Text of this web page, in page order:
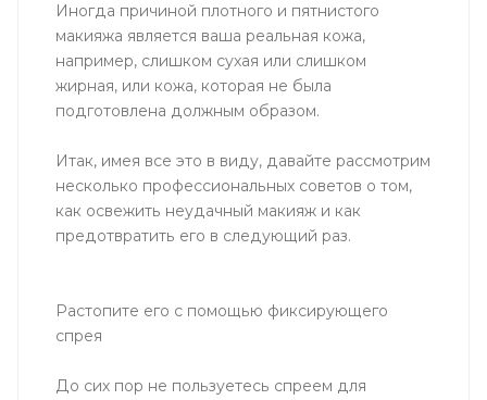
Иногда причиной плотного и пятнистого
макияжа является ваша реальная кожа,
например, слишком сухая или слишком
жирная, или кожа, которая не была
подготовлена ​​должным образом.
Итак, имея все это в виду, давайте рассмотрим
несколько профессиональных советов о том,
как освежить неудачный макияж и как
предотвратить его в следующий раз.
Растопите его с помощью фиксирующего
спрея
До сих пор не пользуетесь спреем для